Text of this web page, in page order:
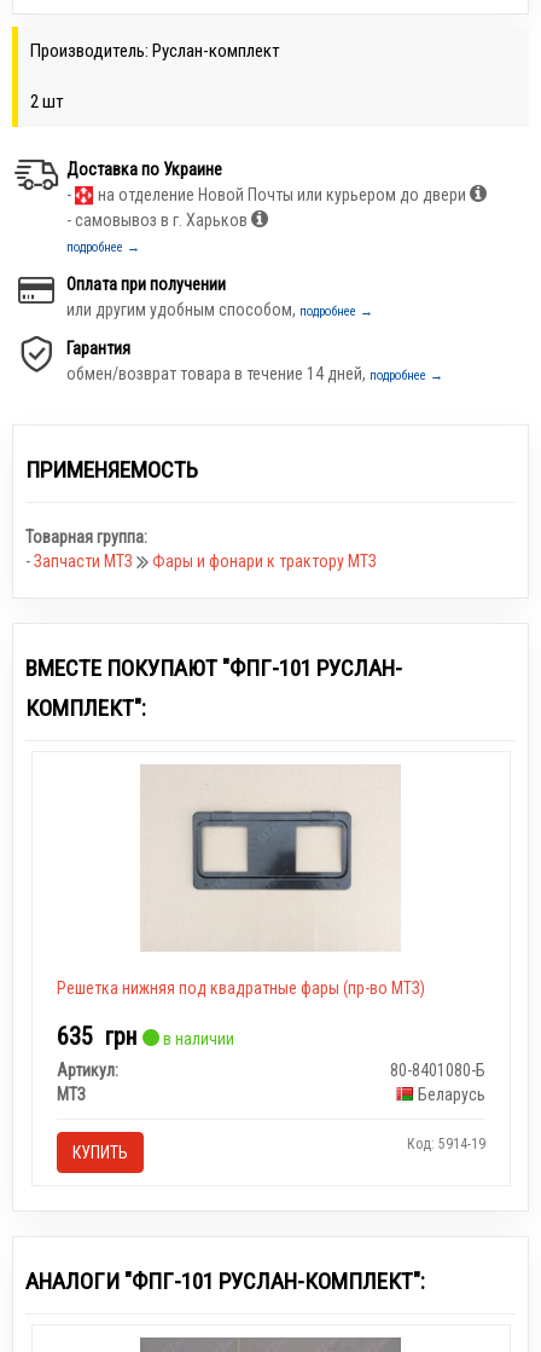
Производитель: Руслан-комплект
2 шт
Доставка по Украине
-
на отделение Новой Почты или курьером до двери
- самовывоз в г. Харьков
подробнее →
Оплата при получении
или другим удобным способом, подробнее →
Гарантия
обмен/возврат товара в течение 14 дней, подробнее →
ПРИМЕНЯЕМОСТЬ
Товарная группа:
-Запчасти МТЗ Фары и фонари к трактору МТЗ
ВМЕСТЕ ПОКУПАЮТ "ФПГ-101 РУСЛАН-
КОМПЛЕКТ":
Решетка нижняя под квадратные фары (пр-во МТЗ)
635 грн
в наличии
Артикул:
80-8401080-Б
МТЗ
Беларусь
КУПИТЬ Код: 5914-19
АНАЛОГИ "ФПГ-101 РУСЛАН-КОМПЛЕКТ":